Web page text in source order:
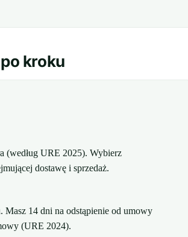
kroku
(według URE 2025). Wybierz
dostawę i sprzedaż.
Masz 14 dni na odstąpienie od umowy
(URE 2024).